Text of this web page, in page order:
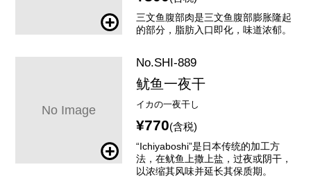
三文鱼腹部肉是三文鱼腹部膨胀隆起
的部分，脂肪入口即化，味道浓郁。
No.SHI-889
鱿鱼一夜干
イカの一夜干し
¥770(含税)
“Ichiyaboshi”是日本传统的加工方
法，在鱿鱼上撒上盐，过夜或阴干，
以浓缩其风味并延长其保质期。